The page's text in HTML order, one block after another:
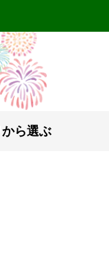
ら選ぶ